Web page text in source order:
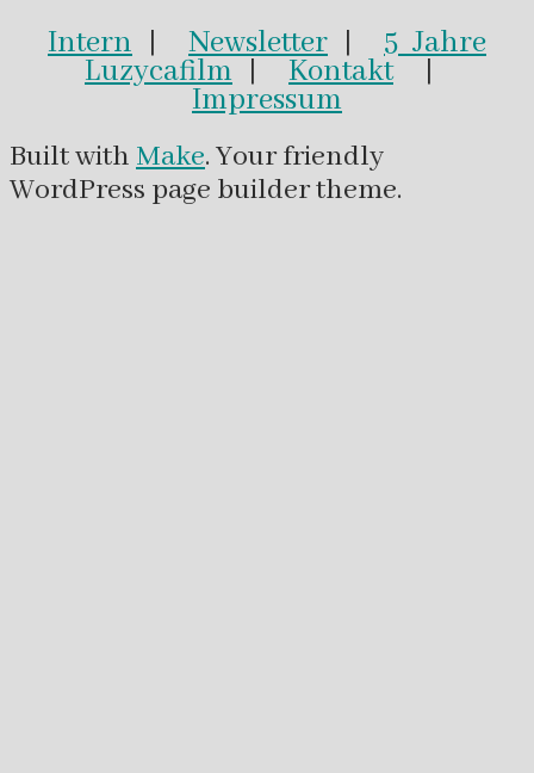
Intern | Newsletter | 5 Jahre
Luzycafilm | Kontakt|
Impressum
Built withMake. Your friendly
WordPress page builder theme.